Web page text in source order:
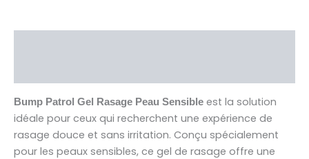
Bump Patrol Gel Rasage Peau Sensible est la solution
idéale pour ceux qui recherchent une expérience de
rasage douce et sans irritation. Conçu spécialement
pour les peaux sensibles, ce gel de rasage offre une